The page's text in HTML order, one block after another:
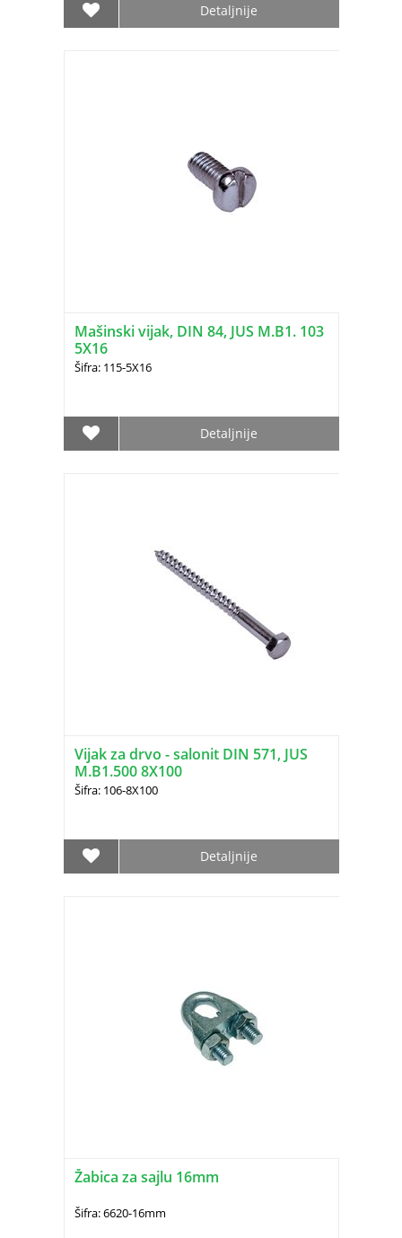
Detaljnije
Mašinski vijak, DIN 84, JUS M.B1. 103
5X16
Šifra: 115-5X16
Detaljnije
Vijak za drvo - salonit DIN 571, JUS
M.B1.500 8X100
Šifra: 106-8X100
Detaljnije
Žabica za sajlu 16mm
Šifra: 6620-16mm